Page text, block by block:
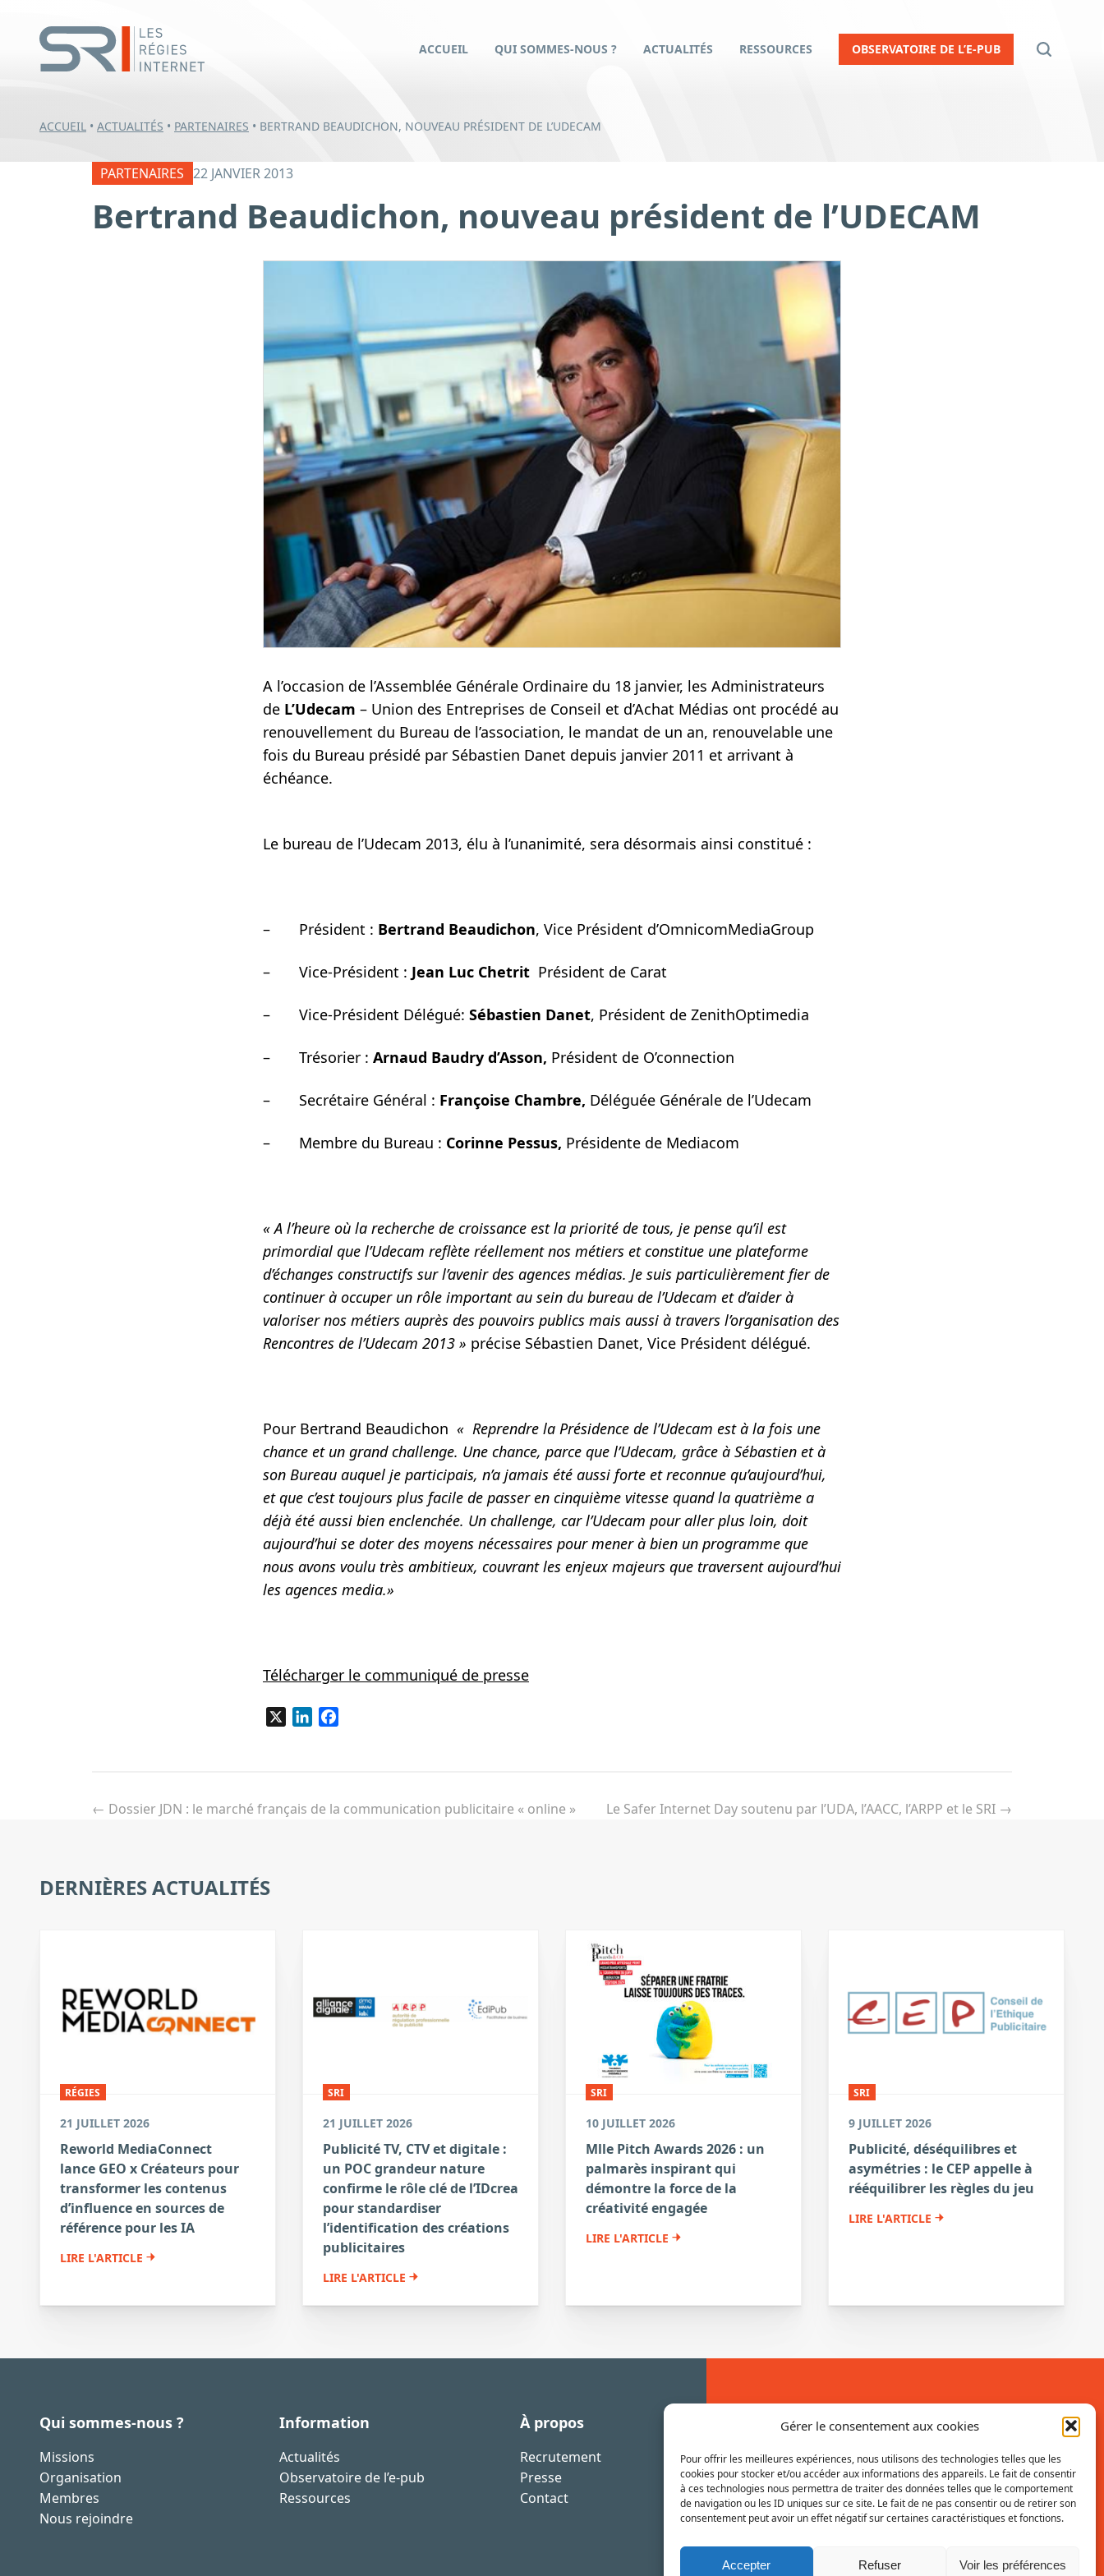
Gérer le consentement aux cookies
Pour offrir les meilleures expériences, nous utilisons des technologies telles que les
cookies pour stocker et/ou accéder aux informations des appareils. Le fait de consentir
à ces technologies nous permettra de traiter des données telles que le comportement
de navigation ou les ID uniques sur ce site. Le fait de ne pas consentir ou de retirer son
consentement peut avoir un effet négatif sur certaines caractéristiques et fonctions.
Accepter Refuser Voir les préférences
ACCUEIL QUI SOMMES-NOUS ? ACTUALITÉS RESSOURCES OBSERVATOIRE DE L’E-PUB
ACCUEIL • ACTUALITÉS • PARTENAIRES • BERTRAND BEAUDICHON, NOUVEAU PRÉSIDENT DE L’UDECAM
PARTENAIRES 22 JANVIER 2013
Bertrand Beaudichon, nouveau président de l’UDECAM
A l’occasion de l’Assemblée Générale Ordinaire du 18 janvier, les Administrateurs
de L’Udecam – Union des Entreprises de Conseil et d’Achat Médias ont procédé au
renouvellement du Bureau de l’association, le mandat de un an, renouvelable une
fois du Bureau présidé par Sébastien Danet depuis janvier 2011 et arrivant à
échéance.
Le bureau de l’Udecam 2013, élu à l’unanimité, sera désormais ainsi constitué :
– Président : Bertrand Beaudichon, Vice Président d’OmnicomMediaGroup
– Vice-Président : Jean Luc Chetrit Président de Carat
– Vice-Président Délégué: Sébastien Danet, Président de ZenithOptimedia
– Trésorier : Arnaud Baudry d’Asson, Président de O’connection
– Secrétaire Général : Françoise Chambre, Déléguée Générale de l’Udecam
– Membre du Bureau : Corinne Pessus, Présidente de Mediacom
« A l’heure où la recherche de croissance est la priorité de tous, je pense qu’il est
primordial que l’Udecam reflète réellement nos métiers et constitue une plateforme
d’échanges constructifs sur l’avenir des agences médias. Je suis particulièrement fier de
continuer à occuper un rôle important au sein du bureau de l’Udecam et d’aider à
valoriser nos métiers auprès des pouvoirs publics mais aussi à travers l’organisation des
Rencontres de l’Udecam 2013 » précise Sébastien Danet, Vice Président délégué.
Pour Bertrand Beaudichon « Reprendre la Présidence de l’Udecam est à la fois une
chance et un grand challenge. Une chance, parce que l’Udecam, grâce à Sébastien et à
son Bureau auquel je participais, n’a jamais été aussi forte et reconnue qu’aujourd’hui,
et que c’est toujours plus facile de passer en cinquième vitesse quand la quatrième a
déjà été aussi bien enclenchée. Un challenge, car l’Udecam pour aller plus loin, doit
aujourd’hui se doter des moyens nécessaires pour mener à bien un programme que
nous avons voulu très ambitieux, couvrant les enjeux majeurs que traversent aujourd’hui
les agences media.»
Télécharger le communiqué de presse
LinkedIn
de
← Dossier JDN : le marché français de la communication publicitaire « online » Le Safer Internet Day soutenu par l’UDA, l’AACC, l’ARPP et le SRI →
DERNIÈRES ACTUALITÉS
RÉGIES
21 JUILLET 2026
Reworld MediaConnect
lance GEO x Créateurs pour
transformer les contenus
d’influence en sources de
référence pour les IA
LIRE L'ARTICLE
SRI
21 JUILLET 2026
Publicité TV, CTV et digitale :
un POC grandeur nature
confirme le rôle clé de l’IDcrea
pour standardiser
l’identification des créations
publicitaires
LIRE L'ARTICLE
SRI
10 JUILLET 2026
Mlle Pitch Awards 2026 : un
palmarès inspirant qui
démontre la force de la
créativité engagée
LIRE L'ARTICLE
SRI
9 JUILLET 2026
Publicité, déséquilibres et
asymétries : le CEP appelle à
rééquilibrer les règles du jeu
LIRE L'ARTICLE
Qui sommes-nous ?
Missions
Organisation
Membres
Nous rejoindre
Information
Actualités
Observatoire de l’e-pub
Ressources
À propos
Recrutement
Presse
Contact
Inscrivez-vous à la newsletter
Vous recevrez régulièrement les dernières
actualités du SRI.
INSCRIPTION